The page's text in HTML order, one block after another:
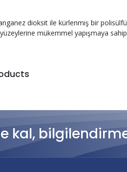
manganez dioksit ile kürlenmiş bir
mükemmel yapışmaya
kal,